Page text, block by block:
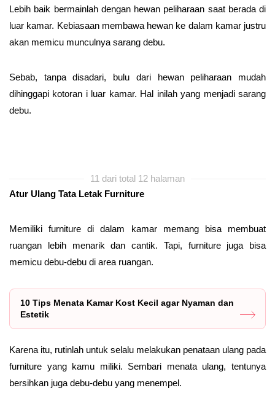
Lebih baik bermainlah dengan hewan peliharaan saat berada di
luar kamar. Kebiasaan membawa hewan ke dalam kamar justru
akan memicu munculnya sarang debu.
Sebab, tanpa disadari, bulu dari hewan peliharaan mudah
dihinggapi kotoran i luar kamar. Hal inilah yang menjadi sarang
debu.
11 dari total 12 halaman
Atur Ulang Tata Letak Furniture
Memiliki furniture di dalam kamar memang bisa membuat
ruangan lebih menarik dan cantik. Tapi, furniture juga bisa
memicu debu-debu di area ruangan.
10 Tips Menata Kamar Kost Kecil agar Nyaman dan
Estetik
Karena itu, rutinlah untuk selalu melakukan penataan ulang pada
furniture yang kamu miliki. Sembari menata ulang, tentunya
bersihkan juga debu-debu yang menempel.